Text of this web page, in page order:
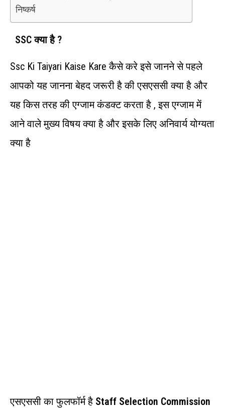
निष्कर्ष
SSC क्या है ?
Ssc Ki Taiyari Kaise Kare कैसे करे इसे जानने से पहले
आपको यह जानना बेहद जरूरी है की एसएससी क्या है और
यह किस तरह की एग्जाम कंडक्ट करता है , इस एग्जाम में
आने वाले मुख्य विषय क्या है और इसके लिए अनिवार्य योग्यता
क्या है
एसएससी का फुलफॉर्म है Staff Selection Commission